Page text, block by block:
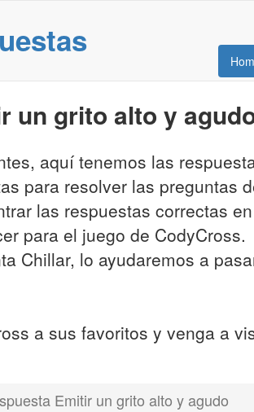
un grito alto y
aquí tenemos las
para resolver las preguntas
las respuestas correctas
para el juego de CodyCross.
Chillar, lo ayudaremos a
a sus favoritos y venga a
Emitir un grito alto y agudo